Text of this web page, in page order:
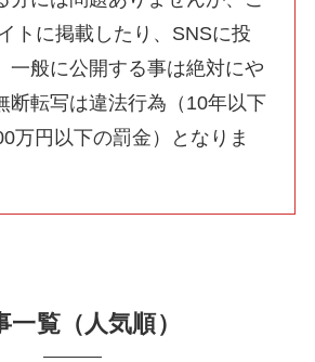
トに掲載したり、SNSに投
一般に公開する事は絶対にや
断転写は違法行為（10年以下
万円以下の罰金）となりま
一覧（人気順）